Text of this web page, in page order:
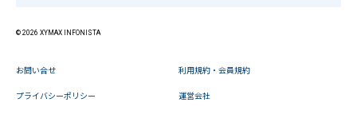
© 2026 XYMAX INFONISTA
お問い合せ 利用規約・会員規約
プライバシーポリシー 運営会社